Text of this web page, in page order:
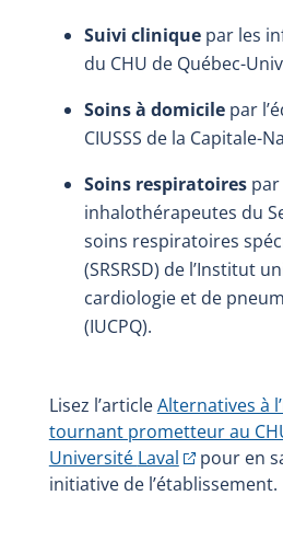
Suivi cliniquepar les
du CHU de Québec-
Soins à domicilepar
CIUSSS de la Capitale-
Soins respiratoirespar
inhalothérapeutes du
soins respiratoires
(SRSRSD) de l’Institut
cardiologie et de
(IUCPQ).
Lisez l’articleAlternatives à
tournant prometteur au
Université Laval
pour en
initiative de l’établissement.